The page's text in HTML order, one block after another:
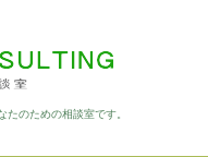
のための相談室です。